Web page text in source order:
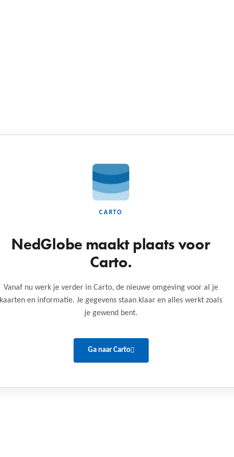
CARTO
NedGlobe maakt plaats voor
Carto.
Vanaf nu werk je verder in Carto, de nieuwe omgeving voor al je
kaarten en informatie. Je gegevens staan klaar en alles werkt zoals
je gewend bent.
Ga naar Carto